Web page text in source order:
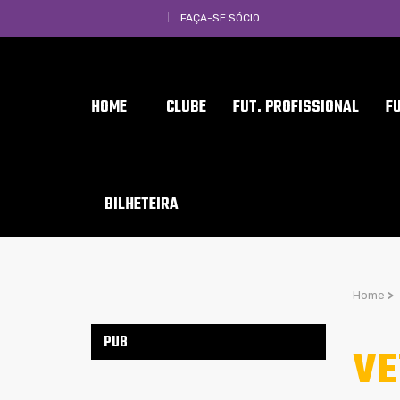
FAÇA-SE SÓCIO
HOME CLUBE FUT. PROFISSIONAL
BILHETEIRA
Home >
PUB